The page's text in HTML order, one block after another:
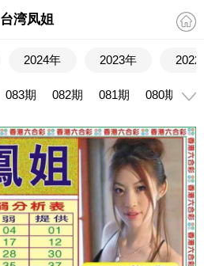
台湾凤姐
2024年 2023年 2022
083期 082期 081期 080期